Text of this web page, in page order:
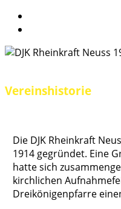
Vereinshistorie
Die DJK Rheinkraft
1914 gegründet. Eine
hatte sich
kirchlichen
Dreikönigenpfarre